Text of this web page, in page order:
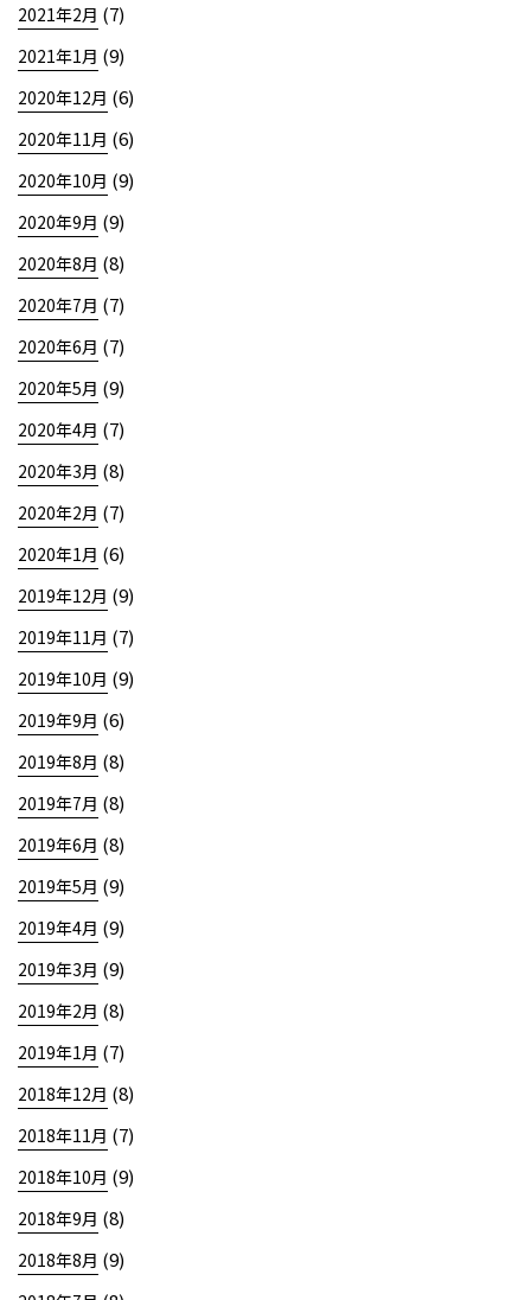
2021年2月 (7)
2021年1月 (9)
2020年12月 (6)
2020年11月 (6)
2020年10月 (9)
2020年9月 (9)
2020年8月 (8)
2020年7月 (7)
2020年6月 (7)
2020年5月 (9)
2020年4月 (7)
2020年3月 (8)
2020年2月 (7)
2020年1月 (6)
2019年12月 (9)
2019年11月 (7)
2019年10月 (9)
2019年9月 (6)
2019年8月 (8)
2019年7月 (8)
2019年6月 (8)
2019年5月 (9)
2019年4月 (9)
2019年3月 (9)
2019年2月 (8)
2019年1月 (7)
2018年12月 (8)
2018年11月 (7)
2018年10月 (9)
2018年9月 (8)
2018年8月 (9)